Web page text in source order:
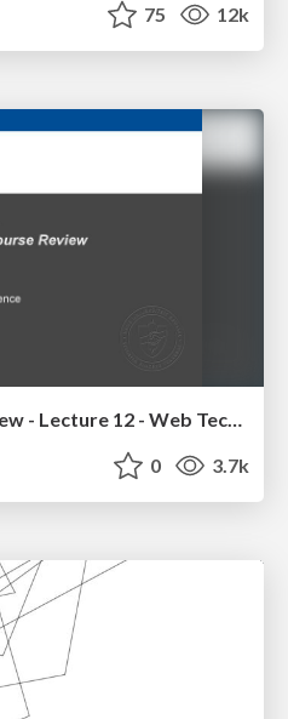
75 12k
Future Trends and Review - Lecture 12 - Web Technologies (1019888BNR)
0 3.7k